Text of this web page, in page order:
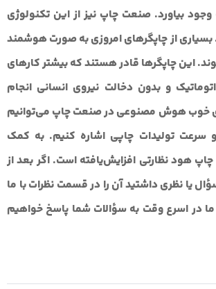
وجود بیاورد. صنعت چاپ نیز از این تکنولوژی
از چاپگرهای امروزی به صورت هوشمند
این چاپگرها قادر هستند که بیشتر کارهای
و بدون دخالت نیروی انسانی انجام
خوب هوش مصنوعی در صنعت چاپ می‌توانیم
سرعت تولیدات چاپی اشاره کنیم. به کمک
هود نظارتی افزایش‌یافته است. اگر بعد از
یا نظری داشتید آن را در قسمت نظرات با ما
ما در اسرع وقت به سؤالات شما پاسخ خواهیم